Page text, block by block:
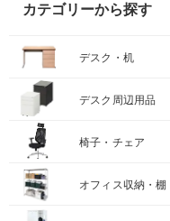
カテゴリーから探す
デスク・机
デスク周辺用品
椅子・チェア
オフィス収納・棚